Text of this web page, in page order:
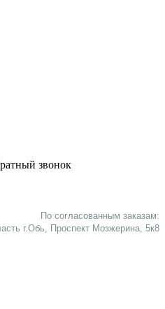
звонок
По согласованным заказам:
г.Обь, Проспект Мозжерина, 5к8​